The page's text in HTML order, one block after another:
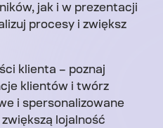
jak i w prezentacji
procesy i zwiększ
klienta – poznaj
klientów i twórz
i spersonalizowane
lojalność